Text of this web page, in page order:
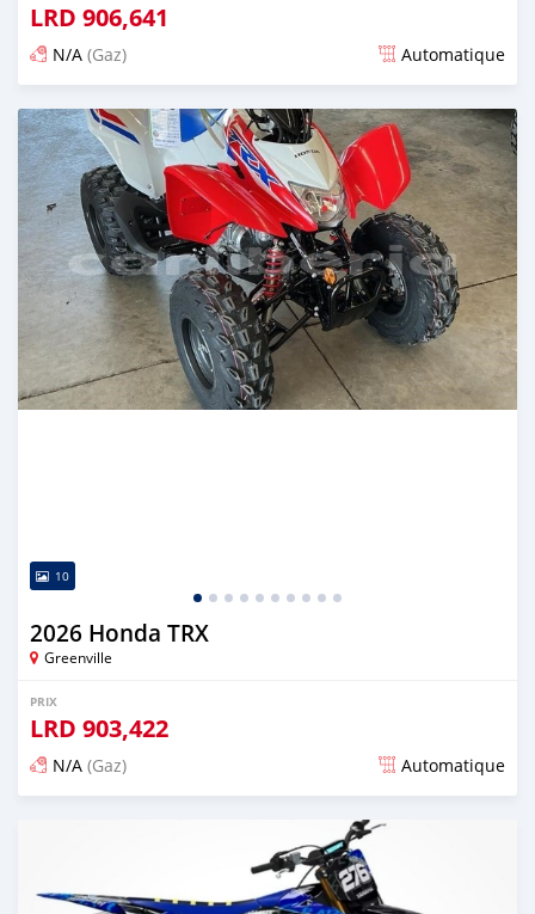
LRD 906,641
N/A (Gaz) Automatique
Publié il y a 10 jours
10
2026 Honda TRX
Greenville
PRIX
LRD 903,422
N/A (Gaz) Automatique